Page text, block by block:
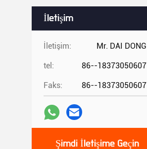
İletişim
İletişim: Mr. DAI DONG
tel: 86--18373050607
Faks: 86--18373050607
Şimdi İletişime Geçin